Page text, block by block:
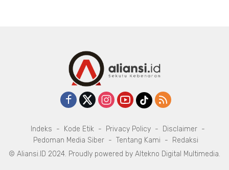
Indeks Kode Etik Privacy Policy
Disclaimer
Pedoman Media Siber
Tentang Kami
Redaksi
© Aliansi.ID 2024. Proudly powered by Altekno Digital Multimedia.